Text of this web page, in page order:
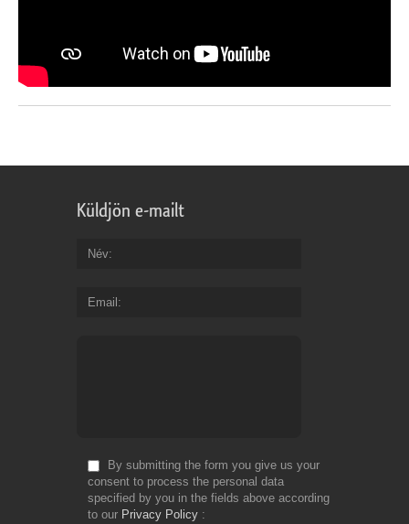
Küldjön e-mailt
Név
Email
By submitting the form you give us your
consent to process the personal data
specified by you in the fields above according
to our Privacy Policy